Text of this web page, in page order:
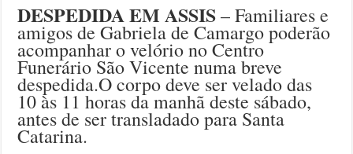
DESPEDIDA EM ASSIS– Familiares e
amigos de Gabriela de Camargo poderão
acompanhar o velório no Centro
Funerário São Vicente numa breve
despedida.O corpo deve ser velado das
10 às 11 horas da manhã deste sábado,
antes de ser transladado para Santa
Catarina.